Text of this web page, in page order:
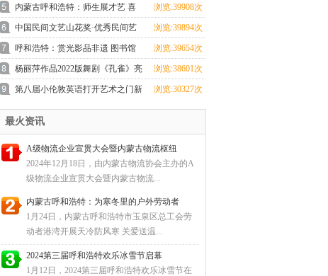
传承优秀文化
内蒙古呼和浩特：师生展才艺 喜
迎教师节
浏览:39908次
中国民间文艺山花奖·优秀民间艺
术表演（民歌）
浏览:39894次
呼和浩特：赏光影品非遗 图书馆
里闹新春
浏览:39654次
杨丽萍作品2022版舞剧《孔雀》亮
相呼和浩特
浏览:38601次
第八届小伦敦英语打开艺术之门新
闻发布会圆满举
浏览:30327次
最火资讯
A级物流企业宣贯大会暨内蒙古物流枢纽
2024年12月18日，由内蒙古物流协会主办的A
级物流企业宣贯大会暨内蒙古物流...
内蒙古呼和浩特：为寒冬里的户外劳动者
1月24日，内蒙古呼和浩特市玉泉区总工会劳
动者港湾开展天冷防风寒 关爱送温...
2024第三届呼和浩特欢乐冰雪节启幕
1月12日，2024第三届呼和浩特欢乐冰雪节在